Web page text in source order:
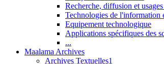
Recherche, diffusion et
Technologies de
Equipement technologique
Applications spécifiques des
...
Maalama Archives
Archives Textuelles1